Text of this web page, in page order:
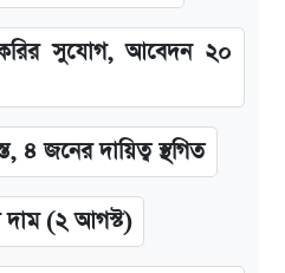
সুযোগ, আবেদন ২০
৪ জনের দায়িত্ব স্থগিত
দাম (২ আগস্ট)